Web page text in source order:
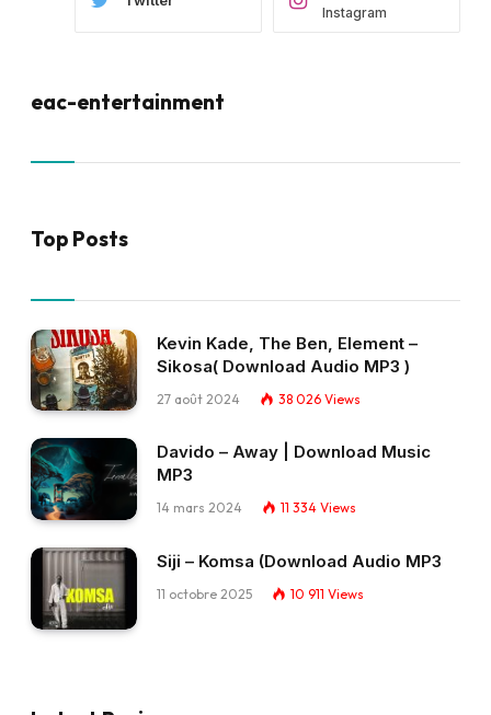
Instagram
eac-entertainment
Top Posts
Kevin Kade, The Ben, Element –
Sikosa( Download Audio MP3 )
27 août 2024 38 026 Views
Davido – Away | Download Music
MP3
14 mars 2024 11 334 Views
Siji – Komsa (Download Audio MP3
11 octobre 2025 10 911 Views